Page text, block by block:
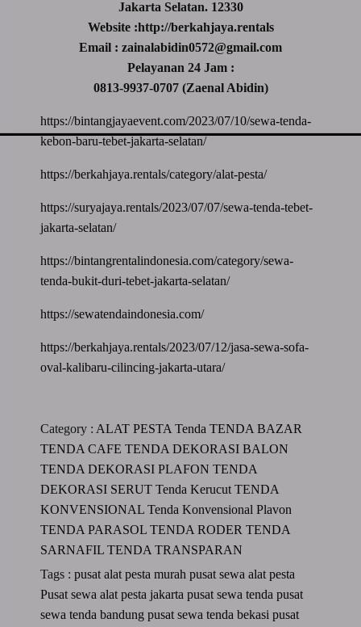
Jakarta Selatan. 12330
Website :http://berkahjaya.rentals
Email : zainalabidin0572@gmail.com
Pelayanan 24 Jam :
0813-9937-0707 (Zaenal Abidin)
https://bintangjayaevent.com/2023/07/10/sewa-tenda-
kebon-baru-tebet-jakarta-selatan/
https://berkahjaya.rentals/category/alat-pesta/
https://suryajaya.rentals/2023/07/07/sewa-tenda-tebet-
jakarta-selatan/
https://bintangrentalindonesia.com/category/sewa-
tenda-bukit-duri-tebet-jakarta-selatan/
https://sewatendaindonesia.com/
https://berkahjaya.rentals/2023/07/12/jasa-sewa-sofa-
oval-kalibaru-cilincing-jakarta-utara/
Category : ALAT PESTATendaTENDA BAZAR
TENDA CAFETENDA DEKORASI BALON
TENDA DEKORASI PLAFONTENDA
DEKORASI SERUTTenda KerucutTENDA
KONVENSIONALTenda Konvensional Plavon
TENDA PARASOLTENDA RODERTENDA
SARNAFILTENDA TRANSPARAN
Tags : pusat alat pesta murahpusat sewa alat pesta
Pusat sewa alat pesta jakartapusat sewa tendapusat
sewa tenda bandungpusat sewa tenda bekasipusat